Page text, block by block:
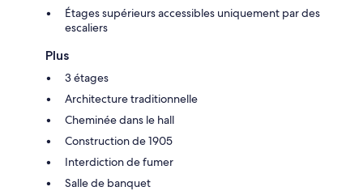
Étages supérieurs accessibles uniquement par des
escaliers
Plus
3 étages
Architecture traditionnelle
Cheminée dans le hall
Construction de 1905
Interdiction de fumer
Salle de banquet